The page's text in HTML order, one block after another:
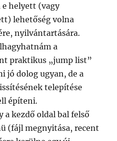
e helyett (vagy
lehetőség volna
nyilvántartására.
a
praktikus „jump list”
jó dolog ugyan, de a
telepítése
építeni.
a kezdő oldal bal felső
(fájl megnyitása, recent